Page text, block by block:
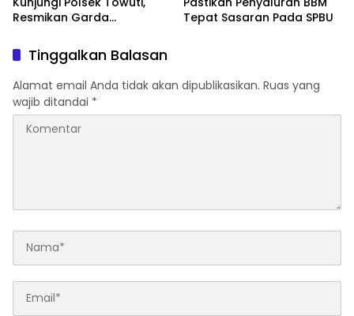
Resmikan Garda
Desa Timampu
Tepat Sasaran Pada SPBU
Tinggalkan Balasan
Alamat email Anda tidak akan dipublikasikan. Ruas yang
wajib ditandai *